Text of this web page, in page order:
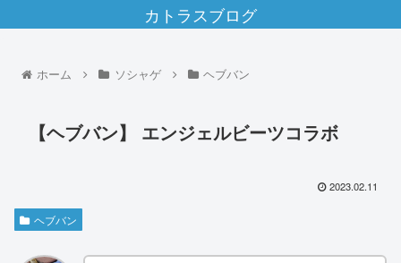
カトラスブログ
ホーム ソシャゲ ヘブバン
【ヘブバン】 エンジェルビーツコラボ
2023.02.11
ヘブバン